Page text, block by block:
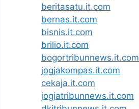
beritasatu.it.com
bernas.it.com
bisnis.it.com
brilio.it.com
bogortribunnews.it.com
jogjakompas.it.com
cekaja.it.com
jogjatribunnews.it.com